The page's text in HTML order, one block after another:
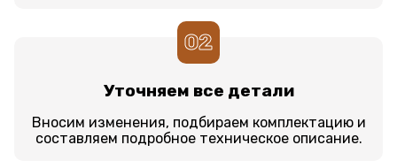
02
Уточняем все детали
Вносим изменения, подбираем комплектацию и
составляем подробное техническое описание.